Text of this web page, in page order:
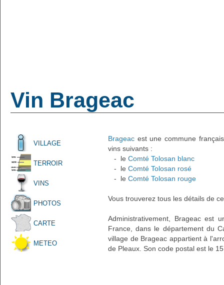
Vin Brageac
VILLAGE
TERROIR
VINS
PHOTOS
CARTE
METEO
Brageac est une commune
vins suivants :
- le Comté Tolosan blanc
- le Comté Tolosan rosé
- le Comté Tolosan rouge
Vous trouverez tous les détails de
Administrativement, Brageac est
France, dans le département du
village de Brageac appartient à
de Pleaux. Son code postal est le